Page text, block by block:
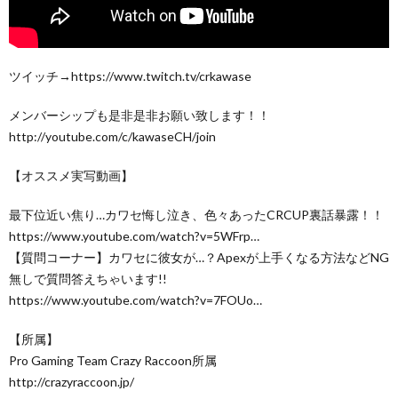
ツイッチ→https://www.twitch.tv/crkawase
メンバーシップも是非是非お願い致します！！
http://youtube.com/c/kawaseCH/join
【オススメ実写動画】
最下位近い焦り…カワセ悔し泣き、色々あったCRCUP裏話暴露！！
https://www.youtube.com/watch?v=5WFrp…
【質問コーナー】カワセに彼女が…？Apexが上手くなる方法などNG
無しで質問答えちゃいます!!
https://www.youtube.com/watch?v=7FOUo…
【所属】
Pro Gaming Team Crazy Raccoon所属
http://crazyraccoon.jp/​